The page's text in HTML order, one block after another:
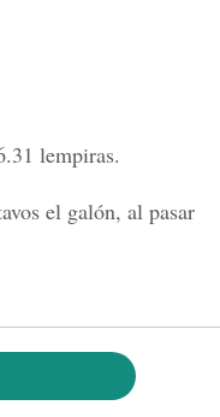
lempiras.
el galón, al pasar